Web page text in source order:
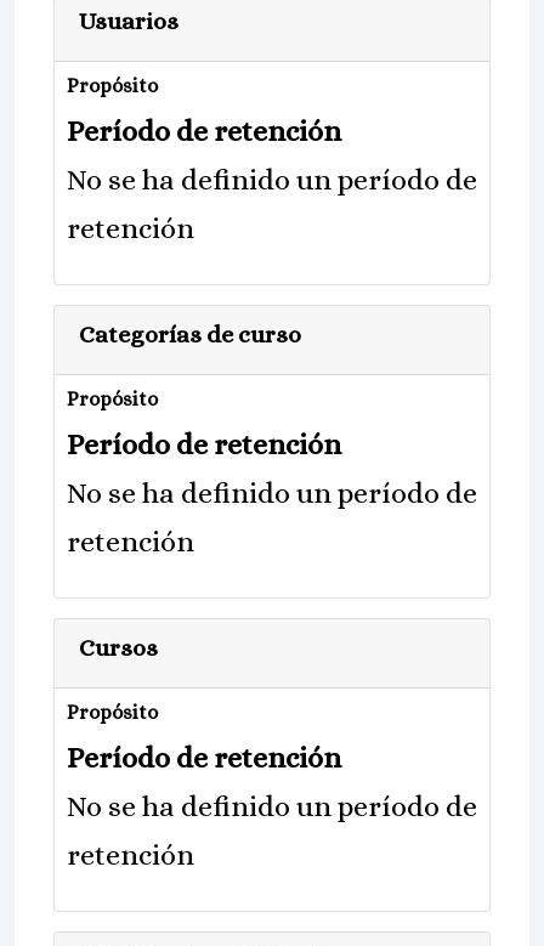
Usuarios
Propósito
Período de retención
No se ha definido un período de
retención
Categorías de curso
Propósito
Período de retención
No se ha definido un período de
retención
Cursos
Propósito
Período de retención
No se ha definido un período de
retención